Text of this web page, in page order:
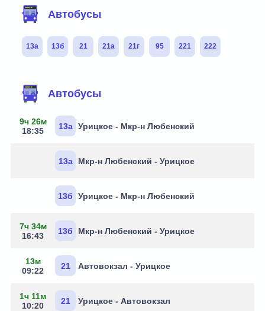
Автобусы
13а 13б 21 21а 21г 95 221 222
Автобусы
9ч 26м
18:35
13а Урицкое - Мкр-н Любенский
13а Мкр-н Любенский - Урицкое
13б Урицкое - Мкр-н Любенский
7ч 34м
16:43
13б Мкр-н Любенский - Урицкое
13м
09:22
21 Автовокзал - Урицкое
1ч 11м
10:20
21 Урицкое - Автовокзал